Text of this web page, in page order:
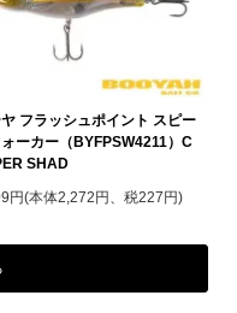
フラッシュポイント スピー
ォーカー（BYFPSW4211）C
SHAD
円(本体2,272円、税227円)